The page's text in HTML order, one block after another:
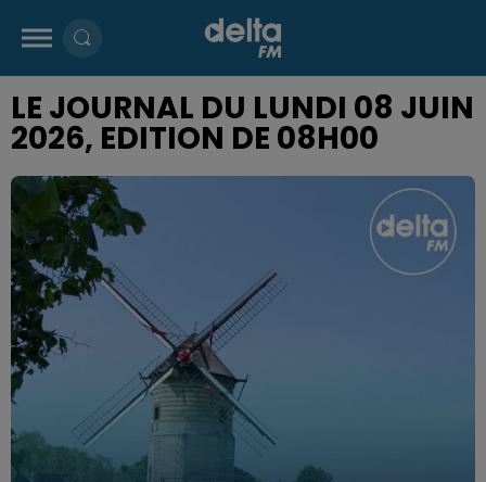
LE JOURNAL DU LUNDI 08 JUIN
2026, EDITION DE 08H00